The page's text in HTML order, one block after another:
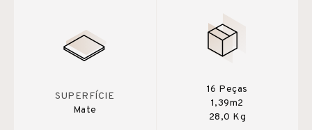
SUPERFÍCIE
Mate
16 Peças
1,39m2
28,0 Kg